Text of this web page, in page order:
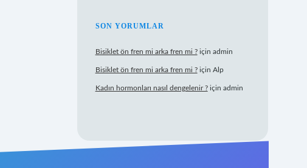
SON YORUMLAR
Bisiklet ön fren mi arka fren mi ?için admin
Bisiklet ön fren mi arka fren mi ?için Alp
Kadın hormonları nasıl dengelenir ?için admin